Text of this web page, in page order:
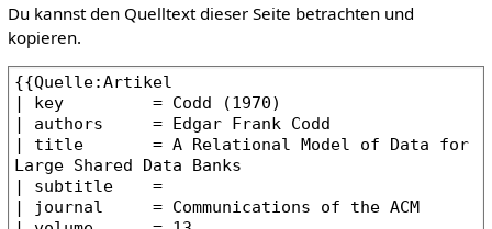
Du kannst den Quelltext dieser Seite betrachten und
kopieren.